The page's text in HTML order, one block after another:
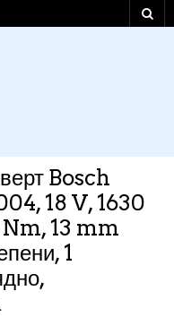
Bosch
18 V, 1630
13 mm
1